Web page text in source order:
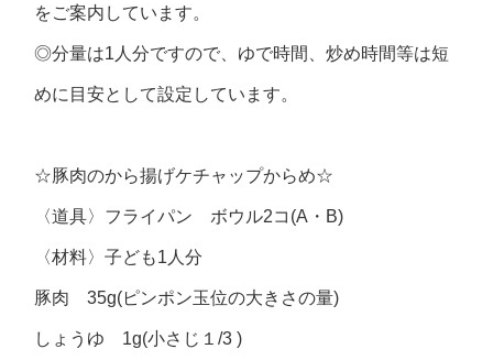
をご案内しています。
◎分量は1人分ですので、ゆで時間、炒め時間等は短
めに目安として設定しています。
☆豚肉のから揚げケチャップからめ☆
〈道具〉フライパン ボウル2コ(A・B)
〈材料〉子ども1人分
豚肉 35g(ピンポン玉位の大きさの量)
しょうゆ 1g(小さじ１/3 )